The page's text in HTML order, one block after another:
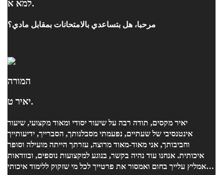
למא א.
مرحبا، هل بتساعدي بالامتحانات بمقابل مادي؟
המורה
יאיר ט.
יאיר מקסים, תודה רבה על שיעור יסודי ומאוד מקצועי, שיעור
אינטנסיבי של שעתיים, נפעמתי מסבלנותך, הסברייך, ידיעותייך
וחביבותך, אני מאוד-מאוד מרוצה, עזרתך הייתה מועילה וסופר
איכותית. אנחנו עוד נהיה בקשר, בנוגע למקצועות נוספים, ובוודאות
אמליץ עלייך בחום ואמסור את פרטייך לכל מי שזקוק ללימוד איכותי